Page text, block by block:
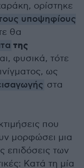
ορίστηκε
υποψηφίους
θα
της
φυσικά, τότε
ως
στα
που
μορφώσει μια
επιδόσεις των
Κατά τη μία